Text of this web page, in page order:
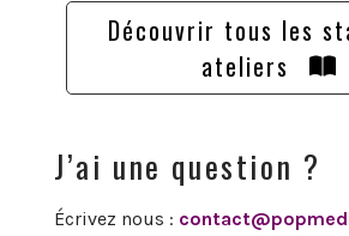
Découvrir tous les
ateliers
J’ai une question ?
Écrivez nous :